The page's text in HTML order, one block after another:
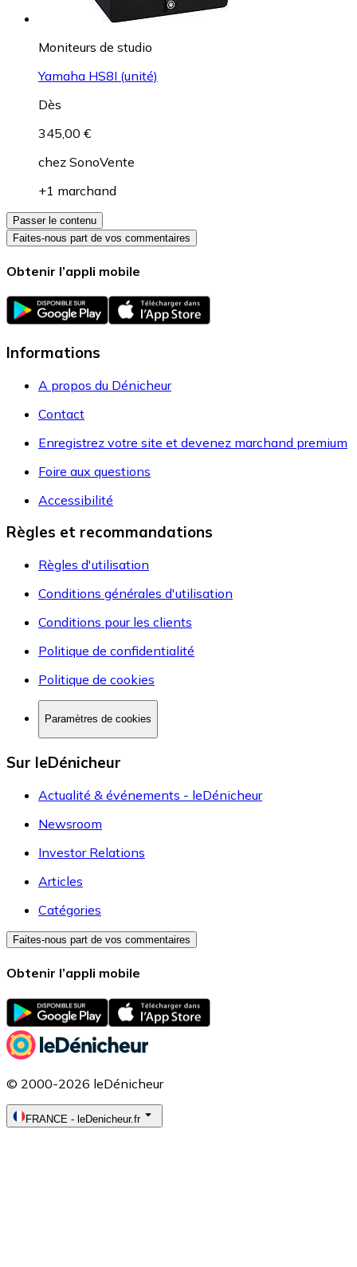
Moniteurs de studio
Yamaha HS8I (unité)
Dès
345,00 €
chez SonoVente
+1 marchand
Passer le contenu
Faites-nous part de vos commentaires
Obtenir l’appli mobile
Informations
A propos du Dénicheur
Contact
Enregistrez votre site et devenez marchand premium
Foire aux questions
Accessibilité
Règles et recommandations
Règles d'utilisation
Conditions générales d'utilisation
Conditions pour les clients
Politique de confidentialité
Politique de cookies
Paramètres de cookies
Sur leDénicheur
Actualité & événements - leDénicheur
Newsroom
Investor Relations
Articles
Catégories
Faites-nous part de vos commentaires
Obtenir l’appli mobile
© 2000-2026 leDénicheur
FRANCE - leDenicheur.fr